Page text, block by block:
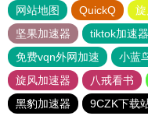
网站地图 QuickQ
坚果加速器
tiktok加速器
免费vqn外网加速
小蓝
旋风加速器
八戒看书
黑豹加速器
9CZK下载